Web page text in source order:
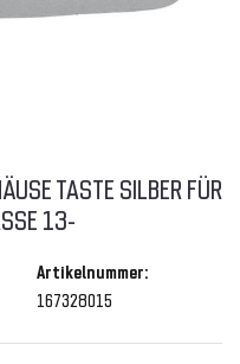
TASTE SILBER FÜR
13-
Artikelnummer:
167328015